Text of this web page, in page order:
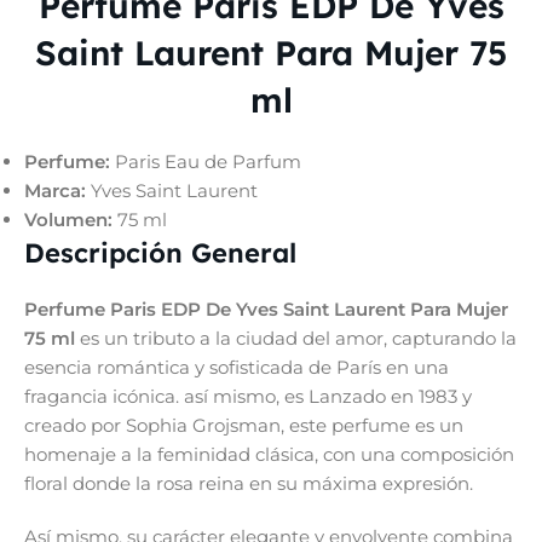
Saint Laurent Para Mujer 75
ml
Perfume: Paris Eau de Parfum
Marca: Yves Saint Laurent
Volumen: 75 ml
Descripción General
Perfume Paris EDP De Yves Saint Laurent Para Mujer
75 ml es un tributo a la ciudad del amor, capturando la
esencia romántica y sofisticada de París en una
fragancia icónica. así mismo, es Lanzado en 1983 y
creado por Sophia Grojsman, este perfume es un
homenaje a la feminidad clásica, con una composición
floral donde la rosa reina en su máxima expresión.
Así mismo, su carácter elegante y envolvente combina